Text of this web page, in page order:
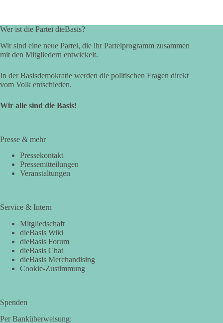
Wer ist die Partei dieBasis?
Wir sind eine neue Partei, die ihr Parteiprogramm zusammen
mit den Mitgliedern entwickelt.
In der Basisdemokratie werden die politischen Fragen direkt
vom Volk entschieden.
Wir alle sind die Basis!
Presse & mehr
Pressekontakt
Pressemitteilungen
Veranstaltungen
Service & Intern
Mitgliedschaft
dieBasis Wiki
dieBasis Forum
dieBasis Chat
dieBasis Merchandising
Cookie-Zustimmung
Spenden
Per Banküberweisung: